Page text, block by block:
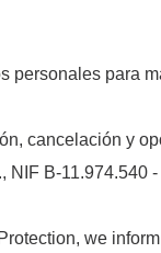
para
cancelación y
B-11.974.540
we